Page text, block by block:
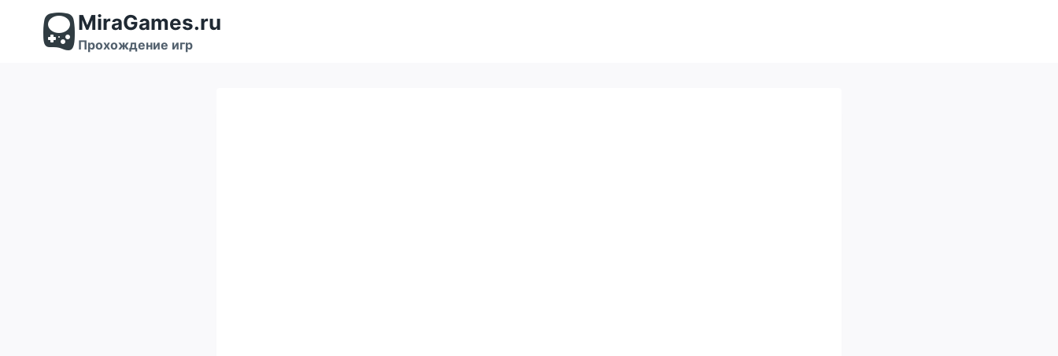
содержимому
MiraGames.ru
Прохождение игр